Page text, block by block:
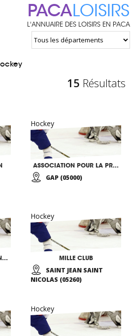
PACALOISIRS
L'ANNUAIRE DES LOISIRS EN PACA
15 Résultats
Hockey
ASSOCIATION POUR LA PROMOTION DU HOCKEY SUR GLACE
GAP (05000)
BRIANCON ALPES PROVENCE HOCKEY CLUB
Hockey
MILLE CLUB
SAINT JEAN SAINT
NICOLAS (05260)
Hockey